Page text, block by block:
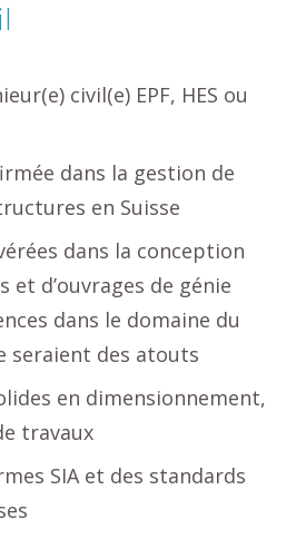
civil(e) EPF, HES ou
dans la gestion de
en Suisse
dans la conception
et d’ouvrages de génie
dans le domaine du
seraient des atouts
en dimensionnement,
travaux
SIA et des standards